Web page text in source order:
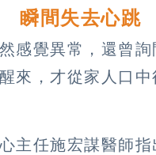
瞬間失去心跳
感覺異常，還曾
來，才從家人口
主任施宏謀醫師